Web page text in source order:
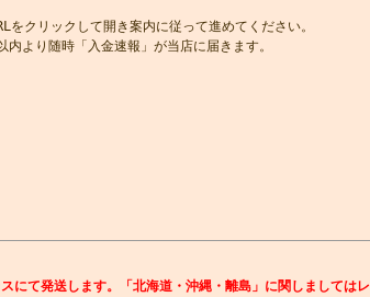
をクリックして開き案内に従って進めてください。
より随時「入金速報」が当店に届きます。
にて発送します。「北海道・沖縄・離島」に関しましてはレ